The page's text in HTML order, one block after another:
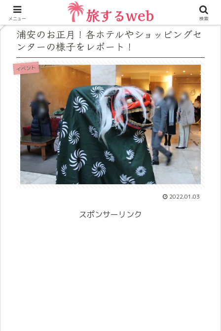
浦安のお正月！各ホテルやショッピングセ
ンターの様子をレポート！
イベント
2022.01.03
スポンサーリンク
メニュー 検索